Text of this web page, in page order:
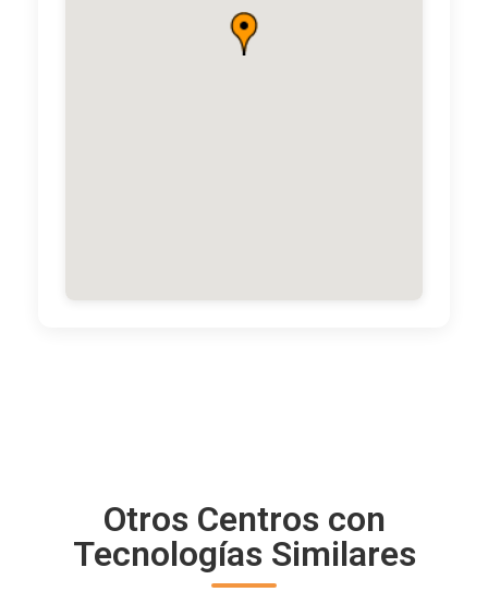
Otros Centros con
Tecnologías Similares